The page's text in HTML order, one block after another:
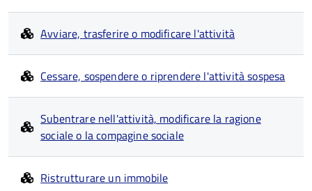
Avviare, trasferire o modificare l'attività
Cessare, sospendere o riprendere l'attività sospesa
Subentrare nell'attività, modificare la ragione
sociale o la compagine sociale
Ristrutturare un immobile